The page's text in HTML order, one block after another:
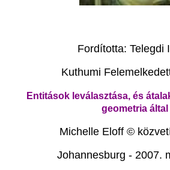
Fordította: Telegdi
Kuthumi
Entitások leválasztása, és
geometria által
Michelle Eloff ©
Johannesburg - 2007.